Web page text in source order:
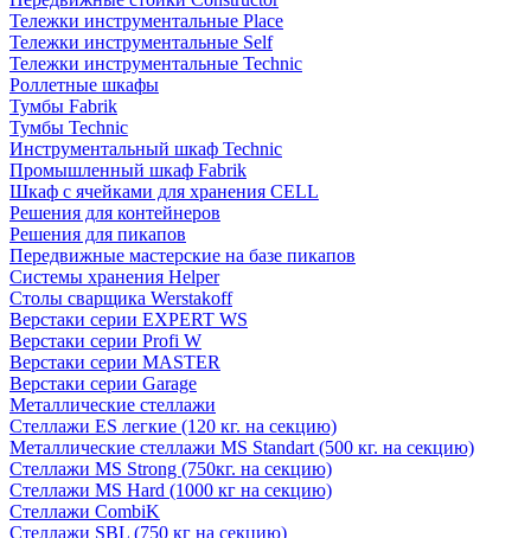
Тележки инструментальные Place
Тележки инструментальные Self
Тележки инструментальные Technic
Роллетные шкафы
Тумбы Fabrik
Тумбы Technic
Инструментальный шкаф Technic
Промышленный шкаф Fabrik
Шкаф с ячейками для хранения CELL
Решения для контейнеров
Решения для пикапов
Передвижные мастерские на базе пикапов
Системы хранения Helper
Столы сварщика Werstakoff
Верстаки серии EXPERT WS
Верстаки серии Profi W
Верстаки серии MASTER
Верстаки серии Garage
Металлические стеллажи
Стеллажи ES легкие (120 кг. на секцию)
Металлические стеллажи MS Standart (500 кг. на секцию)
Стеллажи MS Strong (750кг. на секцию)
Стеллажи MS Hard (1000 кг на секцию)
Стеллажи CombiK
Стеллажи SBL (750 кг на секцию)